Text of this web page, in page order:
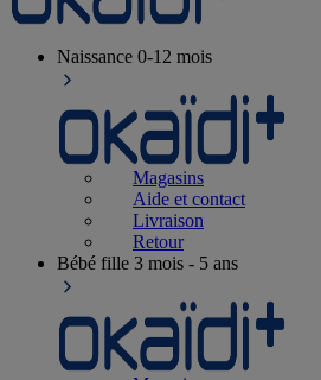
Naissance 0-12 mois
Magasins
Aide et contact
Livraison
Retour
Bébé fille 3 mois - 5 ans